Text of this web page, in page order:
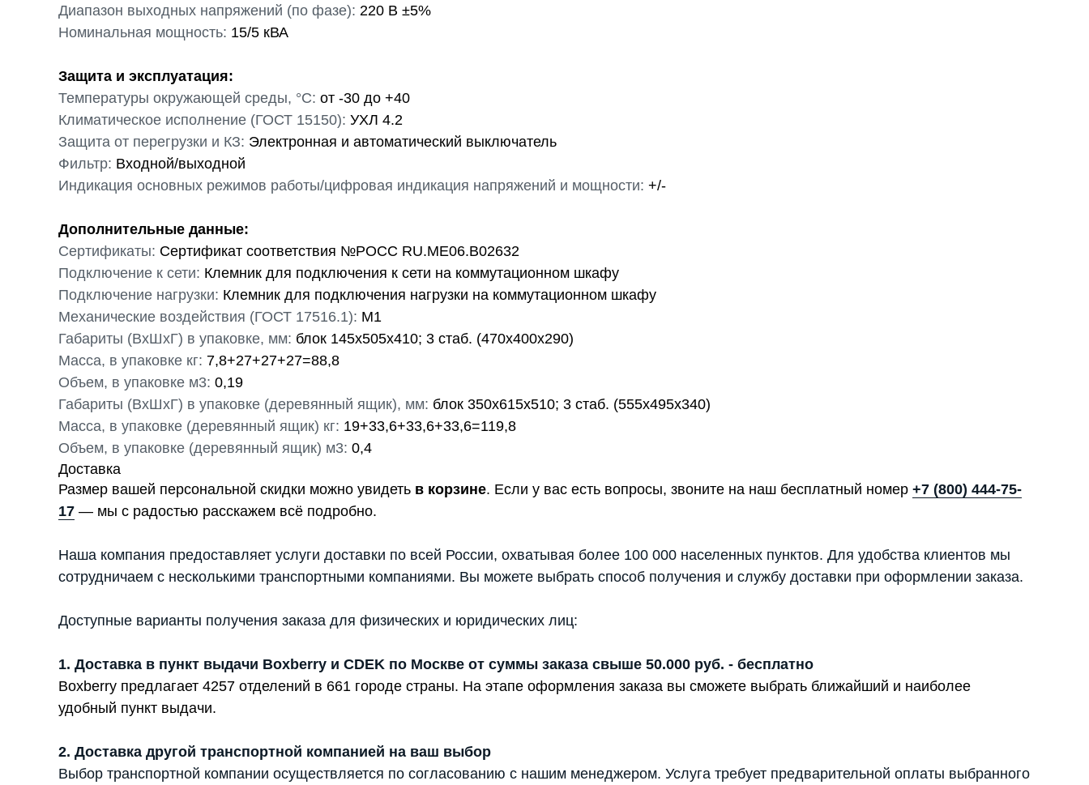
Диапазон выходных напряжений (по фазе): 220 В ±5%
Номинальная мощность: 15/5 кВА
Защита и эксплуатация:
Температуры окружающей среды, °С: от -30 до +40
Климатическое исполнение (ГОСТ 15150): УХЛ 4.2
Защита от перегрузки и КЗ: Электронная и автоматический выключатель
Фильтр: Входной/выходной
Индикация основных режимов работы/цифровая индикация напряжений и мощности: +/-
Дополнительные данные:
Сертификаты: Сертификат соответствия №РОСС RU.МЕ06.В02632
Подключение к сети: Клемник для подключения к сети на коммутационном шкафу
Подключение нагрузки: Клемник для подключения нагрузки на коммутационном шкафу
Механические воздействия (ГОСТ 17516.1): М1
Габариты (ВхШхГ) в упаковке, мм: блок 145х505х410; 3 стаб. (470х400х290)
Масса, в упаковке кг: 7,8+27+27+27=88,8
Объем, в упаковке м3: 0,19
Габариты (ВхШхГ) в упаковке (деревянный ящик), мм: блок 350х615х510; 3 стаб. (555х495х340)
Масса, в упаковке (деревянный ящик) кг: 19+33,6+33,6+33,6=119,8
Объем, в упаковке (деревянный ящик) м3: 0,4
Доставка
Размер вашей персональной скидки можно увидеть в корзине. Если у вас есть вопросы, звоните на наш бесплатный номер +7 (800) 444-75-
17 — мы с радостью расскажем всё подробно.
Наша компания предоставляет услуги доставки по всей России, охватывая более 100 000 населенных пунктов. Для удобства клиентов мы
сотрудничаем с несколькими транспортными компаниями. Вы можете выбрать способ получения и службу доставки при оформлении заказа.
Доступные варианты получения заказа для физических и юридических лиц:
1. Доставка в пункт выдачи Boxberry и CDEK по Москве от суммы заказа свыше 50.000 руб. - бесплатно
Boxberry предлагает 4257 отделений в 661 городе страны. На этапе оформления заказа вы сможете выбрать ближайший и наиболее
удобный пункт выдачи.
2. Доставка другой транспортной компанией на ваш выбор
Выбор транспортной компании осуществляется по согласованию с нашим менеджером. Услуга требует предварительной оплаты выбранного